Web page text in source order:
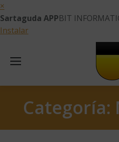
×
Sartaguda APPBIT
Instalar
Categoría: